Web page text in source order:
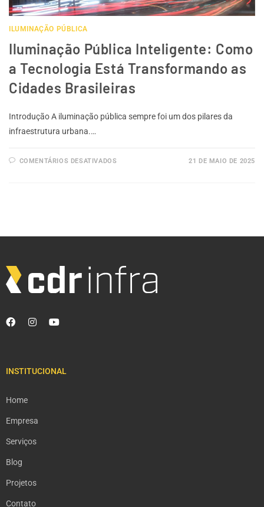
ILUMINAÇÃO PÚBLICA
Iluminação Pública Inteligente: Como
a Tecnologia Está Transformando as
Cidades Brasileiras
Introdução A iluminação pública sempre foi um dos pilares da
infraestrutura urbana.…
COMENTÁRIOS DESATIVADOS 21 DE MAIO DE 2025
INSTITUCIONAL
Home
Empresa
Serviços
Blog
Projetos
Contato